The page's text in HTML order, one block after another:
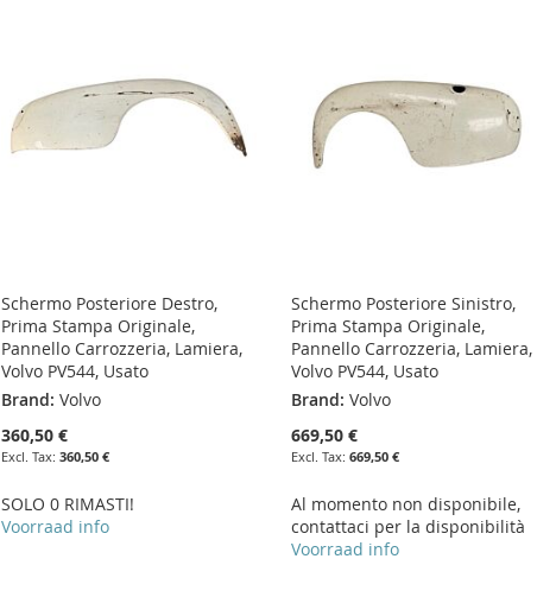
Schermo Posteriore Destro,
Prima Stampa Originale,
Pannello Carrozzeria, Lamiera,
Volvo PV544, Usato
Brand: Volvo
360,50 €
360,50 €
SOLO 0 RIMASTI!
Voorraad info
Schermo Posteriore Sinistro,
Prima Stampa Originale,
Pannello Carrozzeria, Lamiera,
Volvo PV544, Usato
Brand: Volvo
669,50 €
669,50 €
Al momento non disponibile,
contattaci per la disponibilità
Voorraad info